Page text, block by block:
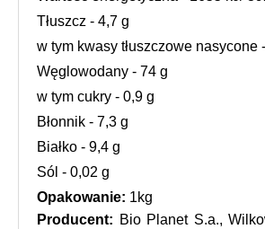
Tłuszcz - 4,7 g
w tym kwasy tłuszczowe nasycone
Węglowodany - 74 g
w tym cukry - 0,9 g
Błonnik - 7,3 g
Białko - 9,4 g
Sól - 0,02 g
Opakowanie: 1kg
Producent: Bio Planet S.a.,